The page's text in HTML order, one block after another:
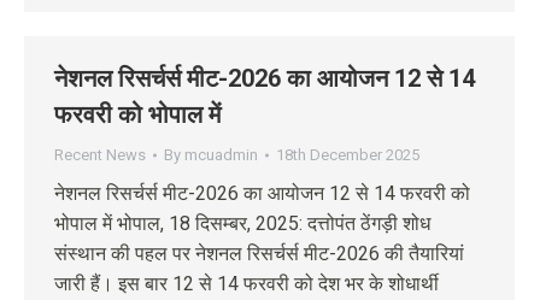
नेशनल रिसर्चर्स मीट-2026 का आयोजन 12 से 14
फरवरी को भोपाल में
Recent News By mcuadmin 18th December 2025
नेशनल रिसर्चर्स मीट-2026 का आयोजन 12 से 14 फरवरी को
भोपाल में भोपाल, 18 दिसम्‍बर, 2025: दत्तोपंत ठेंगड़ी शोध
संस्थान की पहल पर नेशनल रिसर्चर्स मीट-2026 की तैयारियां
जारी हैं। इस बार 12 से 14 फरवरी को देश भर के शोधार्थी